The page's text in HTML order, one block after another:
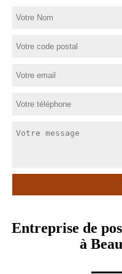
Entreprise de
à